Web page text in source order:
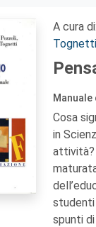
A cura di:
Tognetti
Cosa
in
attività?
studenti
spunti